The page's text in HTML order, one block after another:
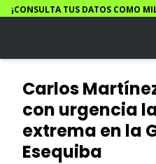
¡CONSULTA TUS DATOS COMO
Carlos
con urgencia
extrema en la
Esequiba